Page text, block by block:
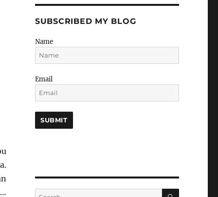
SUBSCRIBED MY BLOG
Name
Email
Search SEARCH